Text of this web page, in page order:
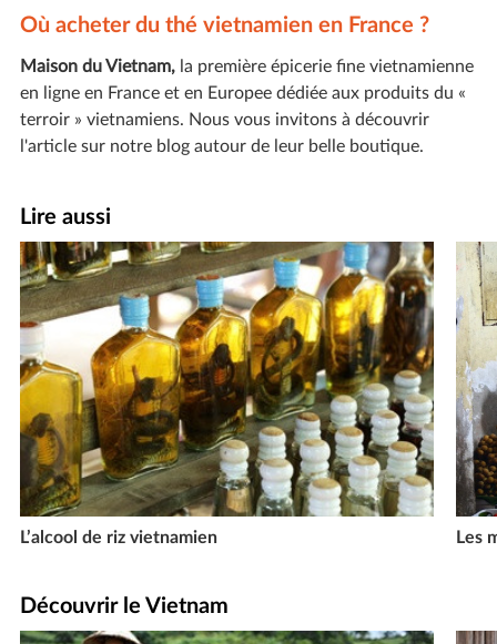
Où acheter du thé vietnamien en France ?
Maison du Vietnam,la première épicerie fine vietnamienne
en ligne en France et en Europee dédiée aux produits du «
terroir » vietnamiens. Nous vous invitons à découvrir
l'article sur notre blog autour de leur belle boutique.
Lire aussi
L’alcool de riz vietnamien Les
Découvrir le Vietnam